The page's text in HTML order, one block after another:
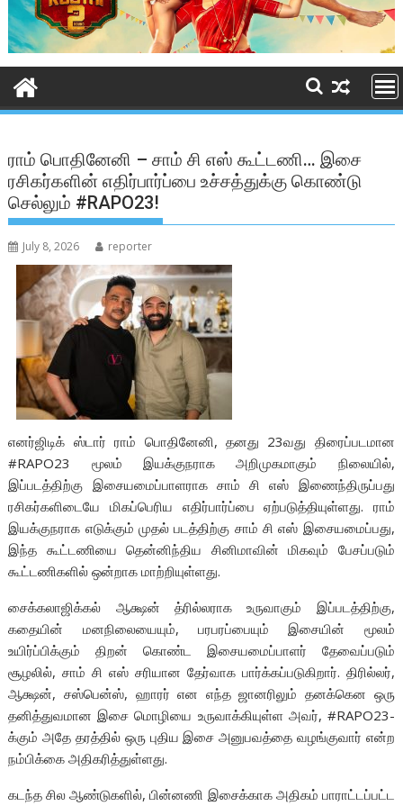
ராம் பொதினேனி – சாம் சி எஸ் கூட்டணி… இசை
ரசிகர்களின் எதிர்பார்ப்பை உச்சத்துக்கு கொண்டு
செல்லும் #RAPO23!
July 8, 2026 reporter
எனர்ஜிடிக் ஸ்டார் ராம் பொதினேனி, தனது 23வது திரைப்படமான
#RAPO23 மூலம் இயக்குநராக அறிமுகமாகும் நிலையில்,
இப்படத்திற்கு இசையமைப்பாளராக சாம் சி எஸ் இணைந்திருப்பது
ரசிகர்களிடையே மிகப்பெரிய எதிர்பார்ப்பை ஏற்படுத்தியுள்ளது. ராம்
இயக்குநராக எடுக்கும் முதல் படத்திற்கு சாம் சி எஸ் இசையமைப்பது,
இந்த கூட்டணியை தென்னிந்திய சினிமாவின் மிகவும் பேசப்படும்
கூட்டணிகளில் ஒன்றாக மாற்றியுள்ளது.
சைக்கலாஜிக்கல் ஆக்ஷன் த்ரில்லராக உருவாகும் இப்படத்திற்கு,
கதையின் மனநிலையையும், பரபரப்பையும் இசையின் மூலம்
உயிர்ப்பிக்கும் திறன் கொண்ட இசையமைப்பாளர் தேவைப்படும்
சூழலில், சாம் சி எஸ் சரியான தேர்வாக பார்க்கப்படுகிறார். திரில்லர்,
ஆக்ஷன், சஸ்பென்ஸ், ஹாரர் என எந்த ஜானரிலும் தனக்கென ஒரு
தனித்துவமான இசை மொழியை உருவாக்கியுள்ள அவர், #RAPO23-
க்கும் அதே தரத்தில் ஒரு புதிய இசை அனுபவத்தை வழங்குவார் என்ற
நம்பிக்கை அதிகரித்துள்ளது.
கடந்த சில ஆண்டுகளில், பின்னணி இசைக்காக அதிகம் பாராட்டப்பட்ட